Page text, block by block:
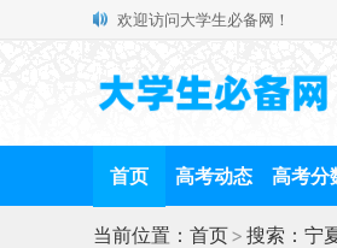
欢迎访问大学生必备网！
首页 高考动态 高考分
当前位置： 首页> 搜索：宁